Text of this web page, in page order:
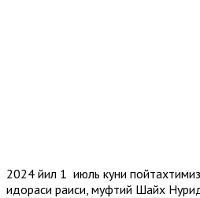
2024 йил 1 июль куни
идораси раиси, муфтий Шайх